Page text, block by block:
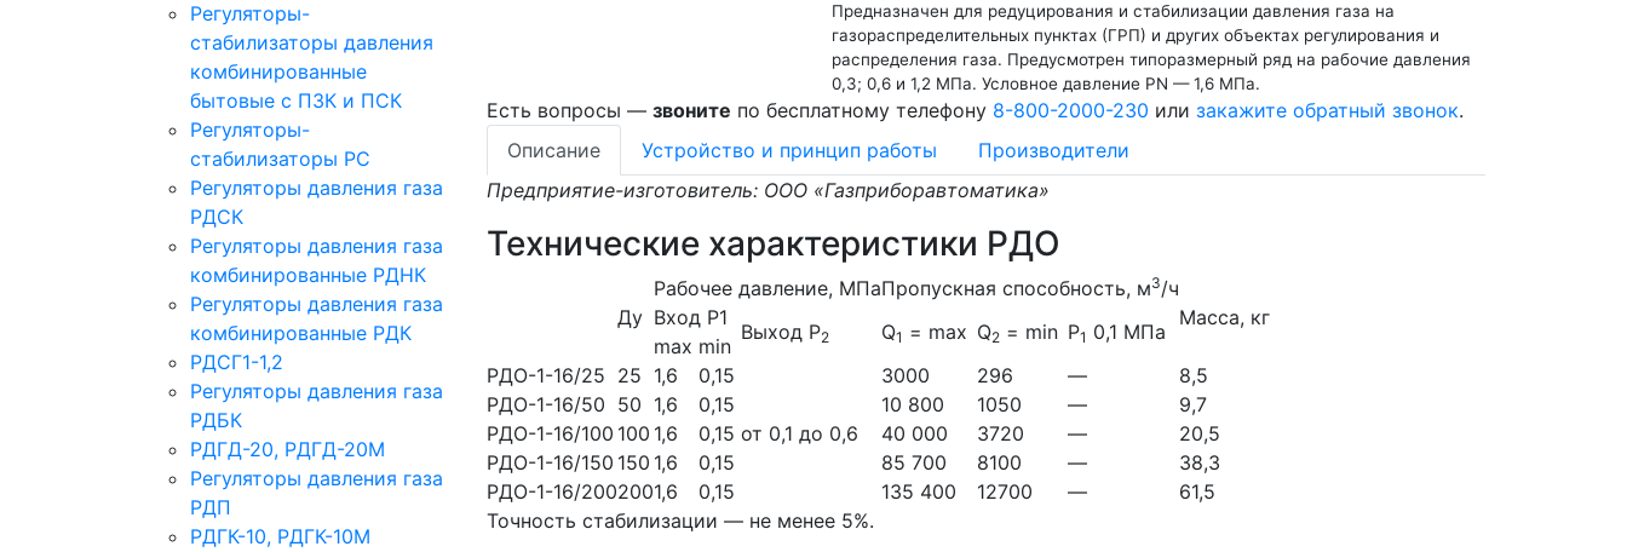
Регуляторы-
стабилизаторы давления
комбинированные
бытовые с ПЗК и ПСК
Регуляторы-
стабилизаторы РС
Регуляторы давления газа
РДСК
Регуляторы давления газа
комбинированные РДНК
Регуляторы давления газа
комбинированные РДК
РДСГ1-1,2
Регуляторы давления газа
РДБК
РДГД-20, РДГД-20М
Регуляторы давления газа
РДП
РДГК-10, РДГК-10М
Предназначен для редуцирования и стабилизации давления газа на
газораспределительных пунктах (ГРП) и других объектах регулирования и
распределения газа. Предусмотрен типоразмерный ряд на рабочие давления
0,3; 0,6 и 1,2 МПа. Условное давление РN — 1,6 МПа.
Есть вопросы — звоните по бесплатному телефону 8-800-2000-230 или закажите обратный звонок.
Описание
Устройство и принцип работы
Производители
Предприятие-изготовитель: ООО «Газприборавтоматика»
Технические характеристики РДО
Ду
Рабочее давление, МПаПропускная способность, м3/ч
Масса, кг
Вход Р1
Выход Р2 Q1 = max Q2 = min P1 0,1 МПа
max min
РДО-1-16/25 25 1,6 0,15
от 0,1 до 0,6
3000 296 —
8,5
РДО-1-16/50 50 1,6 0,15 10 800 1050 —
9,7
РДО-1-16/100 100 1,6 0,15 40 000 3720 —
20,5
РДО-1-16/150 150 1,6 0,15 85 700 8100 —
38,3
РДО-1-16/2002001,6 0,15 135 400 12700 —
61,5
Точность стабилизации — не менее 5%.